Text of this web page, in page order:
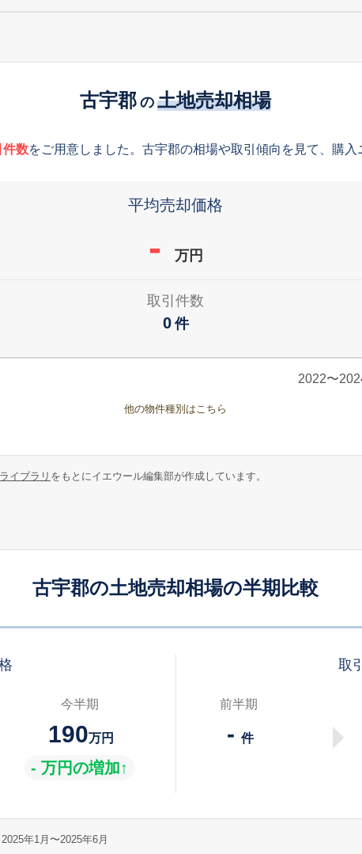
古宇郡 の 土地売却相場
件数をご用意しました。古宇郡の相場や取引傾向を見て、購入
平均売却価格
- 万円
取引件数
0 件
2022〜
他の物件種別はこちら
イブラリ をもとにイエウール編集部が作成しています。
古宇郡の土地売却相場の半期比較
今半期
190万円
- 万円の増加↑
取
前半期
-件
年1月〜2025年6月